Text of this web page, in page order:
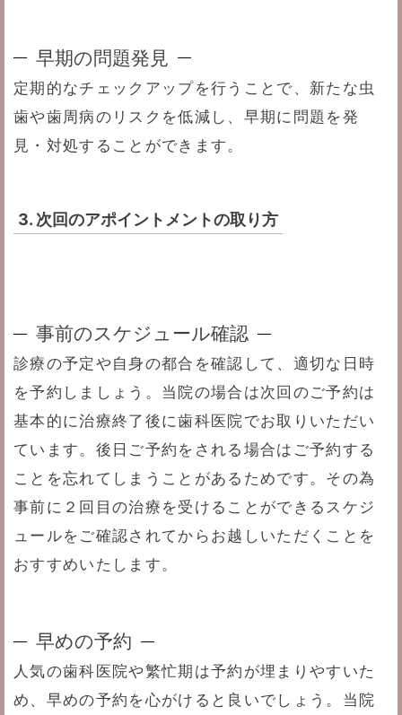
早期の問題発見
定期的なチェックアップを行うことで、新たな虫
歯や歯周病のリスクを低減し、早期に問題を発
見・対処することができます。
3. 次回のアポイントメントの取り方
事前のスケジュール確認
診療の予定や自身の都合を確認して、適切な日時
を予約しましょう。当院の場合は次回のご予約は
基本的に治療終了後に歯科医院でお取りいただい
ています。後日ご予約をされる場合はご予約する
ことを忘れてしまうことがあるためです。その為
事前に２回目の治療を受けることができるスケジ
ュールをご確認されてからお越しいただくことを
おすすめいたします。
早めの予約
人気の歯科医院や繁忙期は予約が埋まりやすいた
め、早めの予約を心がけると良いでしょう。当院